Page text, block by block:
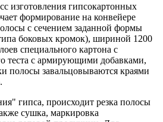
изготовления гипсокартонных
формирование на конвейере
с сечением заданной формы
боковых кромок), шириной 1200
специального картона с
теста с армирующими добавками,
полосы завальцовываются краями
гипса, происходит резка полосы
сушка, маркировка